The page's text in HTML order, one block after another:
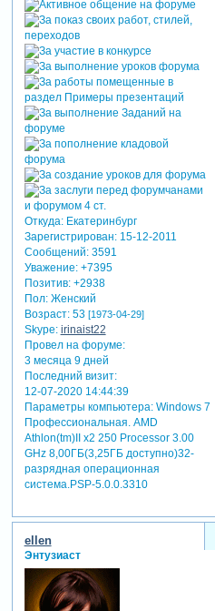
Откуда:Екатеринбург
Зарегистрирован: 15-12-2011
Сообщений:3591
Уважение: +7395
Позитив: +2938
Пол:Женский
Возраст:53 [1973-04-29]
Skype: irinaist22
Провел на форуме:
3 месяца 9 дней
Последний визит:
12-07-2020 14:44:39
Параметры компьютера:Windows 7
Профессиональная. AMD
Athlon(tm)II x2 250 Processor 3.00
GHz 8,00ГБ(3,25ГБ доступно)32-
разрядная операционная
система.PSP-5.0.0.3310
ellen
Энтузиаст